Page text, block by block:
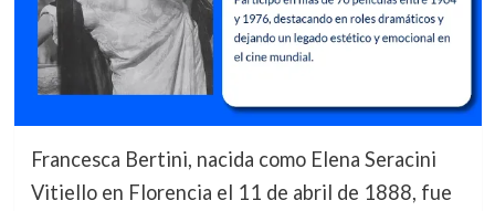
Francesca Bertini, nacida como Elena Seracini
Vitiello en Florencia el 11 de abril de 1888, fue